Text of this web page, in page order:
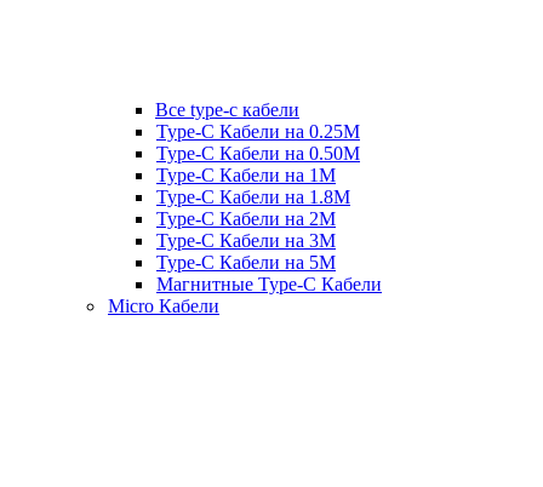
Все type-c кабели
Type-C Кабели на 0.25М
Type-C Кабели на 0.50М
Type-C Кабели на 1М
Type-C Кабели на 1.8М
Type-C Кабели на 2М
Type-C Кабели на 3М
Type-C Кабели на 5М
Магнитные Type-C Кабели
Micro Кабели